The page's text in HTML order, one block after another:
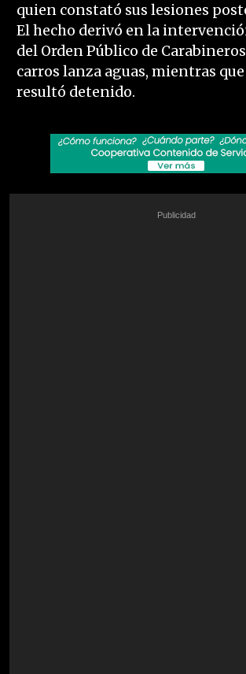
quien constató sus lesiones
El hecho derivó en la
del Orden Público de
carros lanza aguas, mientras
resultó detenido.